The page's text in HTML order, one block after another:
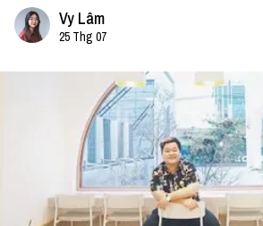
Vy Lâm
25 Thg 07